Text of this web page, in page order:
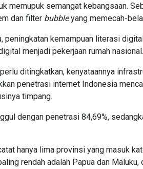
memupuk semangat kebangsaan.
dan filter bubbleyang memecah-
peningkatan kemampuan literasi
menjadi pekerjaan rumah nasional.
ditingkatkan, kenyataannya
penetrasi internet Indonesia
timpang.
dengan penetrasi 84,69%,
hanya lima provinsi yang masuk
rendah adalah Papua dan